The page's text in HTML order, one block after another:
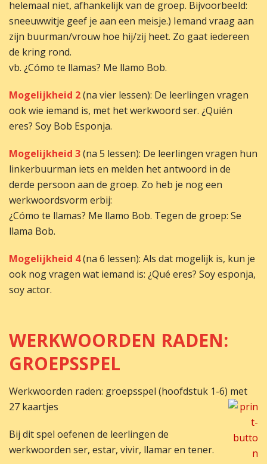
helemaal niet, afhankelijk van de groep. Bijvoorbeeld:
sneeuwwitje geef je aan een meisje.) Iemand vraag aan
zijn buurman/vrouw hoe hij/zij heet. Zo gaat iedereen
de kring rond.
vb. ¿Cómo te llamas? Me llamo Bob.
Mogelijkheid 2(na vier lessen): De leerlingen vragen
ook wie iemand is, met het werkwoord ser. ¿Quién
eres? Soy Bob Esponja.
Mogelijkheid 3(na 5 lessen): De leerlingen vragen hun
linkerbuurman iets en melden het antwoord in de
derde persoon aan de groep. Zo heb je nog een
werkwoordsvorm erbij:
¿Cómo te llamas? Me llamo Bob. Tegen de groep: Se
llama Bob.
Mogelijkheid 4(na 6 lessen): Als dat mogelijk is, kun je
ook nog vragen wat iemand is: ¿Qué eres? Soy esponja,
soy actor.
WERKWOORDEN RADEN:
GROEPSSPEL
Werkwoorden raden: groepsspel (hoofdstuk 1-6) met
27 kaartjes
Bij dit spel oefenen de leerlingen de
werkwoorden ser, estar, vivir, llamar en tener.